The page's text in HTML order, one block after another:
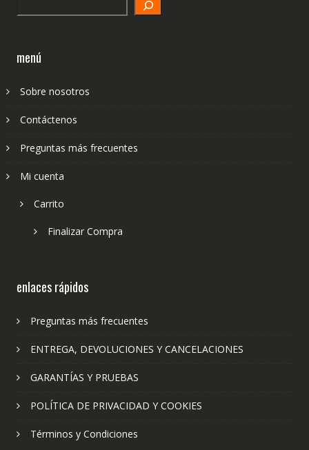
menú
Sobre nosotros
Contáctenos
Preguntas más frecuentes
Mi cuenta
Carrito
Finalizar Compra
enlaces rápidos
Preguntas más frecuentes
ENTREGA, DEVOLUCIONES Y CANCELACIONES
GARANTÍAS Y PRUEBAS
POLÍTICA DE PRIVACIDAD Y COOKIES
Términos y Condiciones